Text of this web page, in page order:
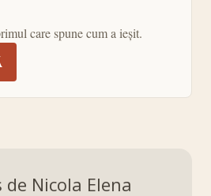
care spune cum a ieșit.
de Nicola Elena